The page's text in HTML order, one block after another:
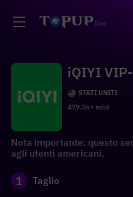
iQIYI
STATI UNITI
479.5k+ sold
Nota importante: questo
agli utenti americani.
1 Taglio